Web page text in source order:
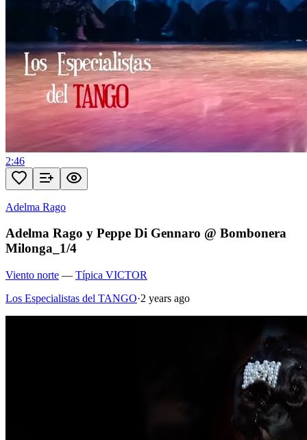
2:46
Adelma Rago
Adelma Rago y Peppe Di Gennaro @ Bombonera
Milonga_1/4
Viento norte — Típica VICTOR
Los Especialistas del TANGO·2 years ago